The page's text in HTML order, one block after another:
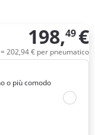
198,49 €
202,94€ per pneumatico
o più comodo